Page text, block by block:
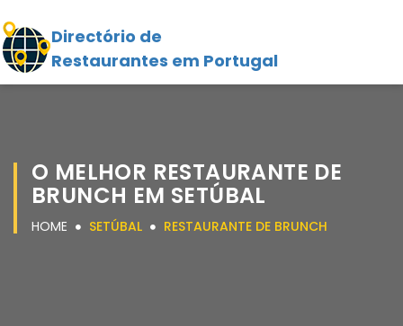
Directório de
Restaurantes em Portugal
O MELHOR RESTAURANTE DE
BRUNCH EM SETÚBAL
HOME SETÚBAL RESTAURANTE DE BRUNCH